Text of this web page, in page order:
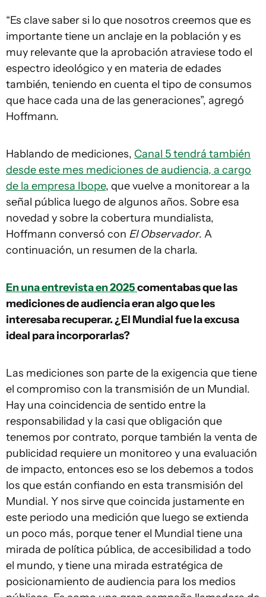
“Es clave saber si lo que nosotros creemos que es
importante tiene un anclaje en la población y es
muy relevante que la aprobación atraviese todo el
espectro ideológico y en materia de edades
también, teniendo en cuenta el tipo de consumos
que hace cada una de las generaciones”, agregó
Hoffmann.
Hablando de mediciones, Canal 5 tendrá también
desde este mes mediciones de audiencia, a cargo
de la empresa Ibope, que vuelve a monitorear a la
señal pública luego de algunos años. Sobre esa
novedad y sobre la cobertura mundialista,
Hoffmann conversó con El Observador. A
continuación, un resumen de la charla.
En una entrevista en 2025comentabas que las
mediciones de audiencia eran algo que les
interesaba recuperar. ¿El Mundial fue la excusa
ideal para incorporarlas?
Las mediciones son parte de la exigencia que tiene
el compromiso con la transmisión de un Mundial.
Hay una coincidencia de sentido entre la
responsabilidad y la casi que obligación que
tenemos por contrato, porque también la venta de
publicidad requiere un monitoreo y una evaluación
de impacto, entonces eso se los debemos a todos
los que están confiando en esta transmisión del
Mundial. Y nos sirve que coincida justamente en
este periodo una medición que luego se extienda
un poco más, porque tener el Mundial tiene una
mirada de política pública, de accesibilidad a todo
el mundo, y tiene una mirada estratégica de
posicionamiento de audiencia para los medios